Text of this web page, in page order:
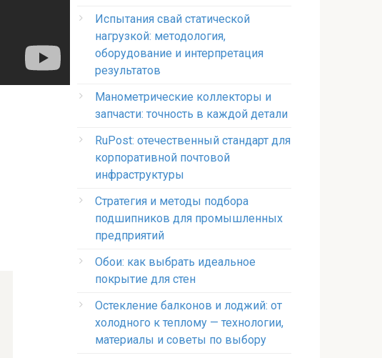
Испытания свай статической
нагрузкой: методология,
оборудование и интерпретация
результатов
Манометрические коллекторы и
запчасти: точность в каждой детали
RuPost: отечественный стандарт для
корпоративной почтовой
инфраструктуры
Стратегия и методы подбора
подшипников для промышленных
предприятий
Обои: как выбрать идеальное
покрытие для стен
Остекление балконов и лоджий: от
холодного к теплому — технологии,
материалы и советы по выбору